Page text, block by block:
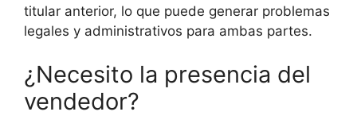
titular anterior, lo que puede generar problemas
legales y administrativos para ambas partes.
¿Necesito la presencia del
vendedor?